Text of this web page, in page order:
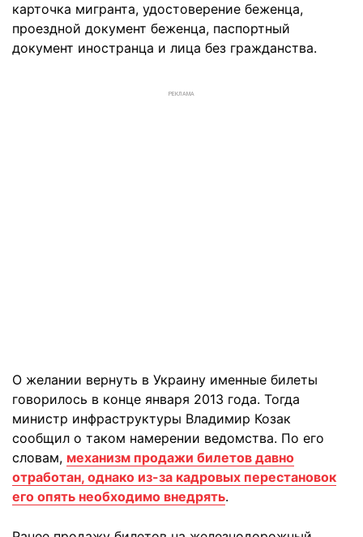
карточка мигранта, удостоверение беженца,
проездной документ беженца, паспортный
документ иностранца и лица без гражданства.
РЕКЛАМА
О желании вернуть в Украину именные билеты
говорилось в конце января 2013 года. Тогда
министр инфраструктуры Владимир Козак
сообщил о таком намерении ведомства. По его
словам, механизм продажи билетов давно
отработан, однако из-за кадровых перестановок
его опять необходимо внедрять.